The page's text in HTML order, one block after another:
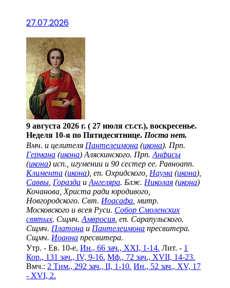
27.07.2026
9 августа 2026 г. ( 27 июля ст.ст.), воскресенье.
Неделя 10-я по Пятидесятнице. Поста нет.
Вмч. и целителя Пантелеимона (икона). Прп.
Германа (икона) Аляскинского. Прп.Анфисы
(икона) исп., игумении и 90 сестер ее. Равноапп.
Климента (икона), еп. Охридского, Наума (икона),
Саввы Горазда иАнгеляра. Блж. Николая (икона)
Кочанова, Христа ради юродивого,
Новгородского. Свт. Иоасафа , митр.
Московского и всея Руси. Собор Смоленских
святых. Сщмч.Амвросия , еп. Сарапульского.
Сщмч. Платона и Пантелеимона пресвитера.
Сщмч. Иоанна пресвитера.
Утр. - Ев. 10-е,Ин., 66 зач., XXI, 1-14. Лит. - 1
Кор., 131 зач., IV, 9-16. Мф., 72 зач., XVII, 14-23.
Вмч.: 2 Тим., 292 зач., II, 1-10. Ин., 52 зач., XV, 17
- XVI, 2.